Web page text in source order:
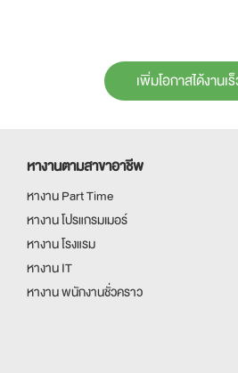
เพิ่มโอกาสได้งานเ
หางานตามสาขาอาชีพ
หางาน Part Time
หางาน โปรแกรมเมอร์
หางาน โรงแรม
หางาน IT
หางาน พนักงานชั่วคราว